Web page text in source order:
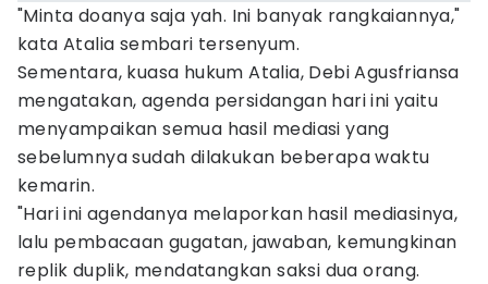
"Minta doanya saja yah. Ini banyak rangkaiannya,"
kata Atalia sembari tersenyum.
Sementara, kuasa hukum Atalia, Debi Agusfriansa
mengatakan, agenda persidangan hari ini yaitu
menyampaikan semua hasil mediasi yang
sebelumnya sudah dilakukan beberapa waktu
kemarin.
"Hari ini agendanya melaporkan hasil mediasinya,
lalu pembacaan gugatan, jawaban, kemungkinan
replik duplik, mendatangkan saksi dua orang.